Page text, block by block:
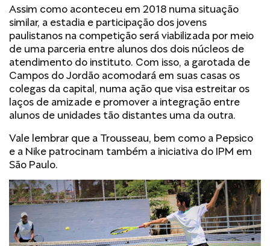
Assim como aconteceu em 2018 numa situação
similar, a estadia e participação dos jovens
paulistanos na competição será viabilizada por meio
de uma parceria entre alunos dos dois núcleos de
atendimento do instituto. Com isso, a garotada de
Campos do Jordão acomodará em suas casas os
colegas da capital, numa ação que visa estreitar os
laços de amizade e promover a integração entre
alunos de unidades tão distantes uma da outra.
Vale lembrar que a Trousseau, bem como a Pepsico
e a Nike patrocinam também a iniciativa do IPM em
São Paulo.